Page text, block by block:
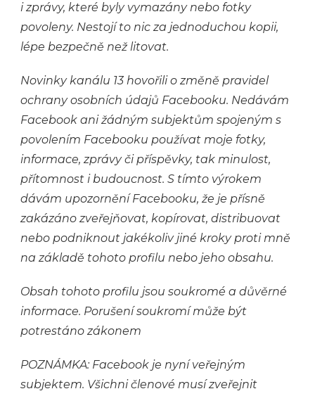
i zprávy, které byly vymazány nebo fotky
povoleny. Nestojí to nic za jednoduchou kopii,
lépe bezpečně než litovat.
Novinky kanálu 13 hovořili o změně pravidel
ochrany osobních údajů Facebooku. Nedávám
Facebook ani žádným subjektům spojeným s
povolením Facebooku používat moje fotky,
informace, zprávy či příspěvky, tak minulost,
přítomnost i budoucnost. S tímto výrokem
dávám upozornění Facebooku, že je přísně
zakázáno zveřejňovat, kopírovat, distribuovat
nebo podniknout jakékoliv jiné kroky proti mně
na základě tohoto profilu nebo jeho obsahu.
Obsah tohoto profilu jsou soukromé a důvěrné
informace. Porušení soukromí může být
potrestáno zákonem
POZNÁMKA: Facebook je nyní veřejným
subjektem. Všichni členové musí zveřejnit